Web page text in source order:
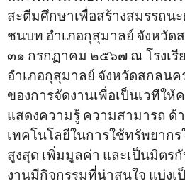
สะตีมศึกษาเพื่อสร้างสมรรถนะ
ชนบท อำเภอกุสุมาลย์ จังหวัด
๓๑ กรกฏาคม ๒๕๖๗ ณ โรงเ
อำเภอกุสุมาลย์ จังหวัดสกลน
ของการจัดงานเพื่อเป็นเวทีให้
แสดงความรู้ ความสามารถ ด้
เทคโนโลยีในการใช้ทรัพยาก
สูงสุด เพิ่มมูลค่า และเป็นมิตร
งานมีกิจกรรมที่น่าสนใจ แบ่งเ